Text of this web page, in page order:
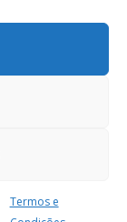
Termos e